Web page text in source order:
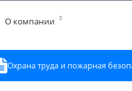
О компании
Охрана труда и пожарная